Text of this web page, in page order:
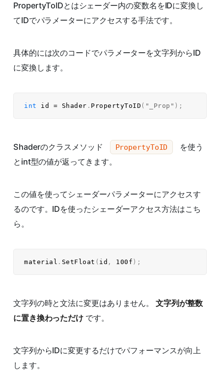
PropertyToIDとはシェーダー内の変数名をIDに変換し
てIDでパラメーターにアクセスする手法です。
具体的には次のコードでパラメーターを文字列からID
に変換します。
int id = Shader . PropertyToID ( "_Prop" ) ;
Shaderのクラスメソッド PropertyToID
を使う
とint型の値が返ってきます。
この値を使ってシェーダーパラメーターにアクセスす
るのです。IDを使ったシェーダーアクセス方法はこち
ら。
material . SetFloat ( id , 100f ) ;
文字列の時と文法に変更はありません。文字列が整数
に置き換わっただけ です。
文字列からIDに変更するだけでパフォーマンスが向上
します。